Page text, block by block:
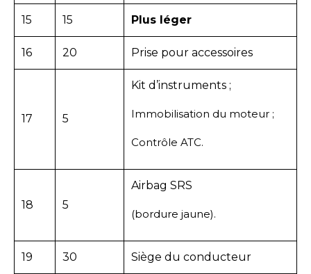
15 15 Plus léger
16 20 Prise pour accessoires
17 5
Kit d’instruments ;
Immobilisation du moteur ;
Contrôle ATC.
18 5
Airbag SRS
(bordure jaune).
19 30 Siège du conducteur